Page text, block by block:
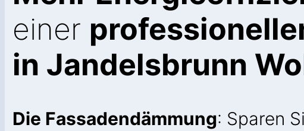
einer
in Jandelsbrunn
Die Fassadendämmung: Sparen